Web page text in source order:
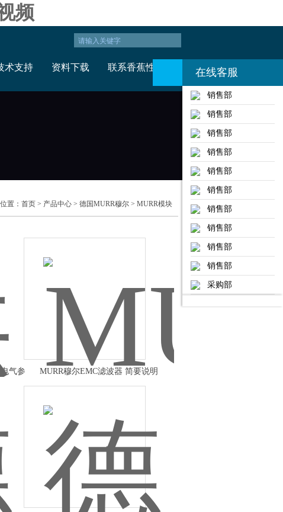
频
术支持 资料下载 联系香蕉性视频
： 首页 > 产品中心 > 德国MURR穆尔 > MURR模块
气参
MURR穆尔EMC滤波器 简要说明
在线客服
销售部
销售部
销售部
销售部
销售部
销售部
销售部
销售部
销售部
销售部
采购部